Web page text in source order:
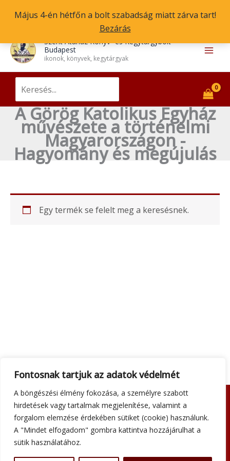
Fontosnak tartjuk az adatok védelmét
A böngészési élmény fokozása, a személyre szabott
hirdetések vagy tartalmak megjelenítése, valamint a
forgalom elemzése érdekében sütiket (cookie) használunk.
A "Mindet elfogadom" gombra kattintva hozzájárulhat a
sütik használatához.
Május 4-én hétfőn a bolt szabadság miatt zárva tart!
Bezárás
Szent Atanáz Könyv- és Kegytárgybolt
Budapest
ikonok, könyvek, kegytárgyak
for:
A Görög Katolikus Egyház
művészete a történelmi
Magyarországon -
Hagyomány és megújulás
Egy termék se felelt meg a keresésnek.
Adatkezelési tájékoztató
Általános szerződési feltételek